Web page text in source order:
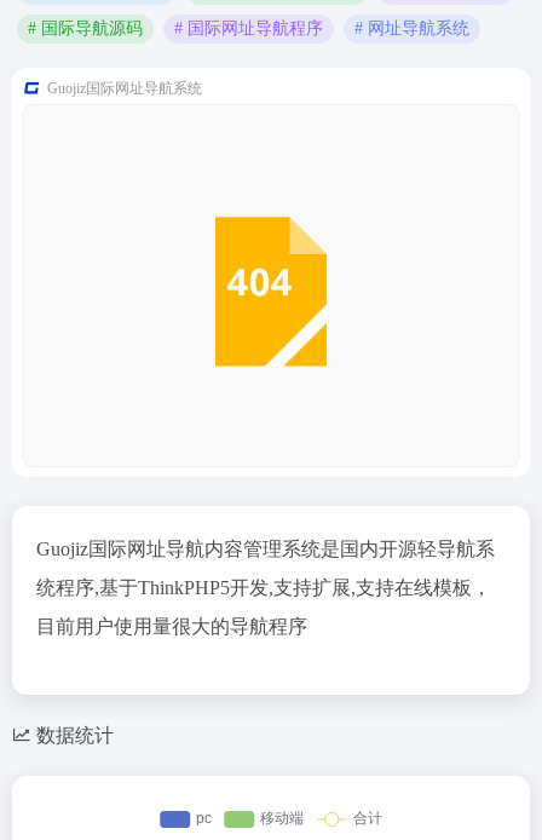
# 国际导航源码 # 国际网址导航程序 # 网址导航系统
Guojiz国际网址导航系统
Guojiz国际网址导航内容管理系统是国内开源轻导航系
统程序,基于ThinkPHP5开发,支持扩展,支持在线模板，
目前用户使用量很大的导航程序
数据统计